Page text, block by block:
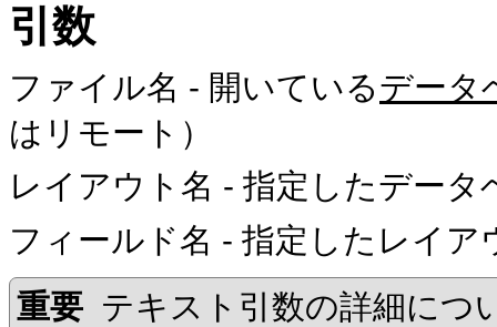
引数
ファイル名 - 開いているデータ
はリモート）
レイアウト名 - 指定したデータ
フィールド名 - 指定したレイア
重要 テキスト引数の詳細につ